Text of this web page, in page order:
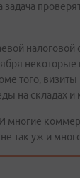
задача
того,
на складах и
многие
так уж и